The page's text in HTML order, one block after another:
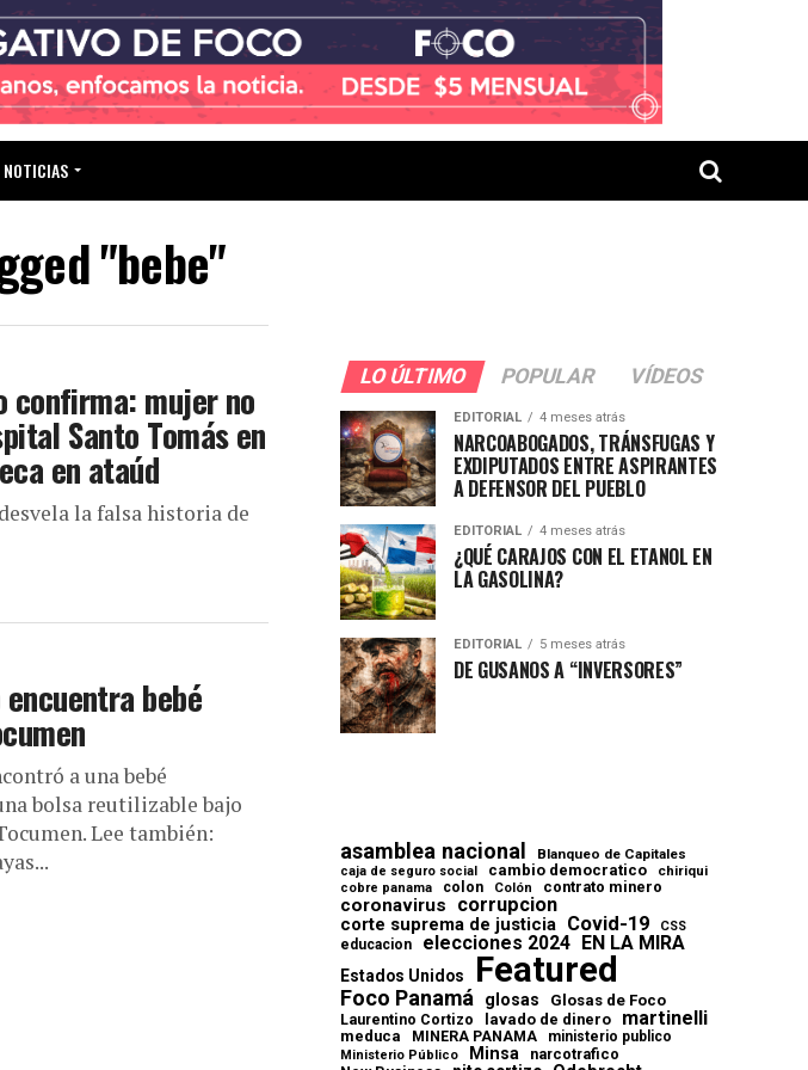
NOTICIAS
"bebe"
confirma: mujer no
Santo Tomás en
en ataúd
la falsa historia de
bebé
a una bebé
bolsa reutilizable bajo
Lee también:
LO ÚLTIMO POPULAR VÍDEOS
EDITORIAL 4 meses atrás
NARCOABOGADOS, TRÁNSFUGAS Y
EXDIPUTADOS ENTRE ASPIRANTES
A DEFENSOR DEL PUEBLO
EDITORIAL 4 meses atrás
¿QUÉ CARAJOS CON EL ETANOL EN
LA GASOLINA?
EDITORIAL 5 meses atrás
DE GUSANOS A “INVERSORES”
asamblea nacional Blanqueo de Capitales
caja de seguro social cambio democratico chiriqui
cobre panama colon Colón contrato minero
coronavirus corrupcion
corte suprema de justicia Covid-19 CSS
educacion elecciones 2024 EN LA MIRA
Estados Unidos Featured
Foco Panamá glosas Glosas de Foco
Laurentino Cortizo lavado de dinero martinelli
meduca MINERA PANAMA ministerio publico
Ministerio Público Minsa
narcotrafico